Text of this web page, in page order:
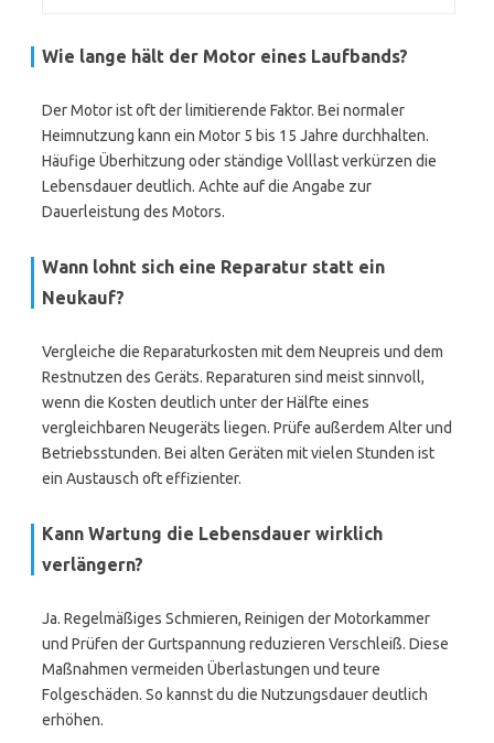
Wie lange hält der Motor eines Laufbands?
Der Motor ist oft der limitierende Faktor. Bei normaler
Heimnutzung kann ein Motor 5 bis 15 Jahre durchhalten.
Häufige Überhitzung oder ständige Volllast verkürzen die
Lebensdauer deutlich. Achte auf die Angabe zur
Dauerleistung des Motors.
Wann lohnt sich eine Reparatur statt ein
Neukauf?
Vergleiche die Reparaturkosten mit dem Neupreis und dem
Restnutzen des Geräts. Reparaturen sind meist sinnvoll,
wenn die Kosten deutlich unter der Hälfte eines
vergleichbaren Neugeräts liegen. Prüfe außerdem Alter und
Betriebsstunden. Bei alten Geräten mit vielen Stunden ist
ein Austausch oft effizienter.
Kann Wartung die Lebensdauer wirklich
verlängern?
Ja. Regelmäßiges Schmieren, Reinigen der Motorkammer
und Prüfen der Gurtspannung reduzieren Verschleiß. Diese
Maßnahmen vermeiden Überlastungen und teure
Folgeschäden. So kannst du die Nutzungsdauer deutlich
erhöhen.